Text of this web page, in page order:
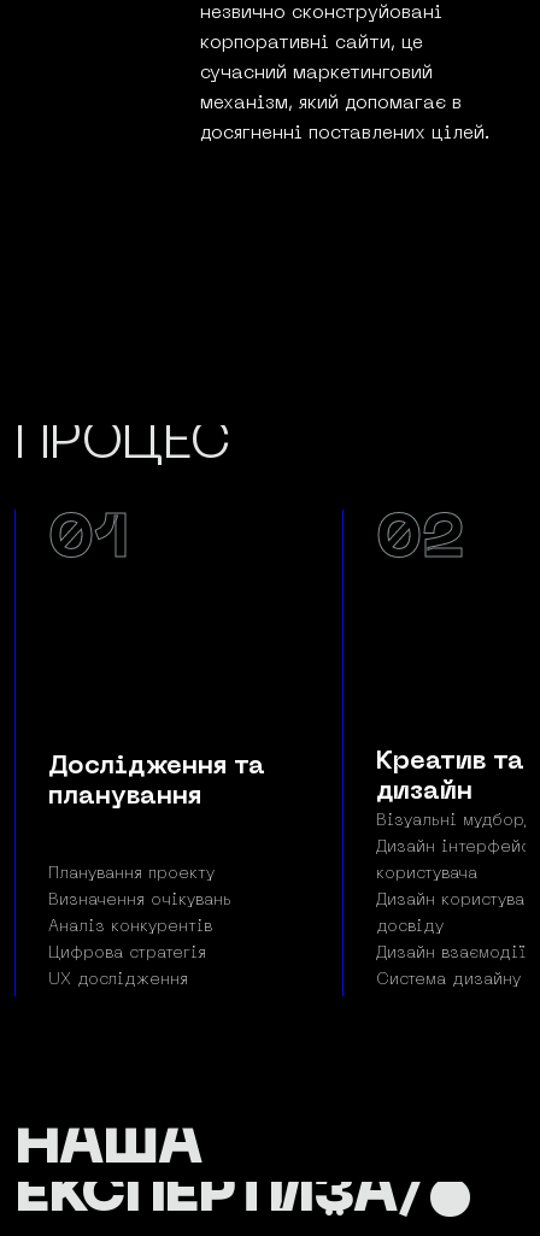
незвично сконструйовані
корпоративні сайти, це
сучасний маркетинговий
механізм, який допомагає в
досягненні поставлених цілей.
ПРОЦЕС
01
Дослідження та
планування
Планування проекту
Визначення очікувань
Аналіз конкурентів
Цифрова стратегія
UX дослідження
02
Креатив та
дизайн
Візуальні
Дизайн інтерфейсу
користувача
Дизайн
досвіду
Дизайн взаємодії
Система дизайну
НАША
ЕКСПЕРТИЗА/•